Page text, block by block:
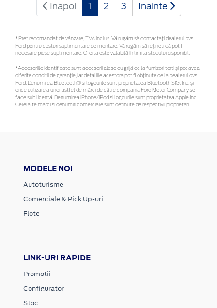
Inapoi 1 2 3 Inainte
*Preţ recomandat de vânzare, TVA inclus. Vă rugăm să contactaţi dealerul dvs.
Ford pentru costuri suplimentare de montare. Vă rugăm să rețineți că pot fi
necesare piese suplimentare. Oferta este valabilă în limita stocului disponibil.
*Accesoriile identificate sunt accesorii alese cu grijă de la furnizori terți și pot avea
diferite condiții de garanție, iar detaliile acestora pot fi obținute de la dealerul dvs.
Ford. Denumirea Bluetooth® și logourile sunt proprietatea Bluetooth SIG, Inc. și
orice utilizare a unor astfel de mărci de către compania Ford Motor Company se
face sub licență. Denumirea iPhone/iPod și logourile sunt proprietatea Apple Inc.
Celelalte mărci și denumiri comerciale sunt deținute de respectivii proprietari
MODELE NOI
Autoturisme
Comerciale & Pick Up-uri
Flote
LINK-URI RAPIDE
Promotii
Configurator
Stoc